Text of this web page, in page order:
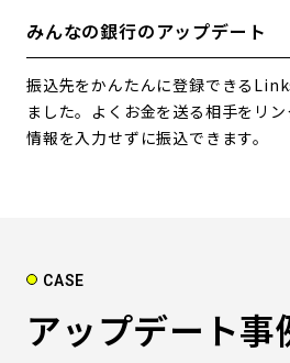
みんなの銀行のアップデート
振込先をかんたんに登録できる
ました。よくお金を送る相手をリ
情報を入力せずに振込できます。
CASE
アップデート事